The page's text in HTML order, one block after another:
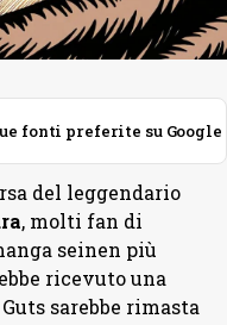
fonti preferite su Google
del leggendario
, molti fan di
seinen più
ricevuto una
sarebbe rimasta